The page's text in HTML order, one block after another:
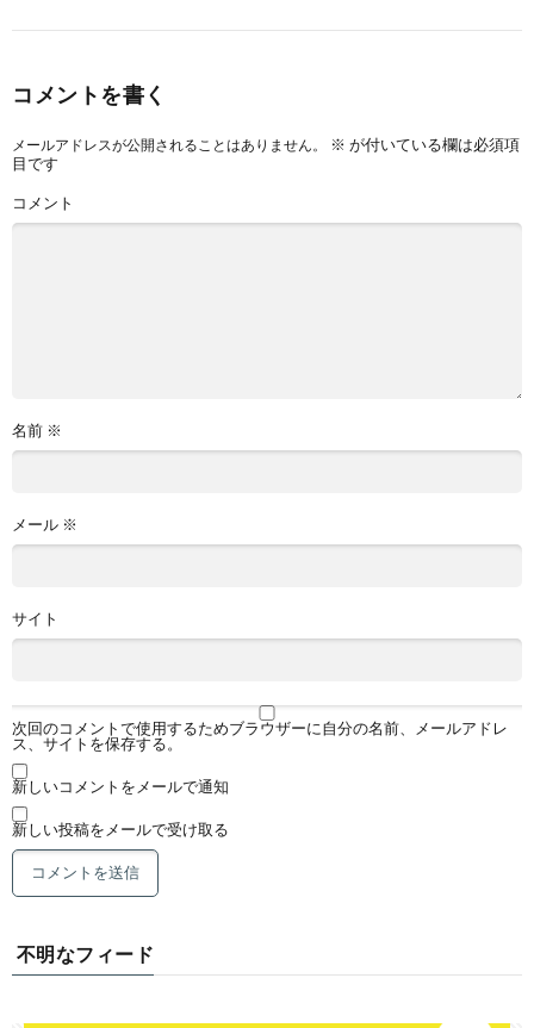
コメントを書く
メールアドレスが公開されることはありません。 ※ が付いている欄は必須項
目です
コメント
名前 ※
メール ※
サイト
次回のコメントで使用するためブラウザーに自分の名前、メールアドレ
ス、サイトを保存する。
新しいコメントをメールで通知
新しい投稿をメールで受け取る
不明なフィード